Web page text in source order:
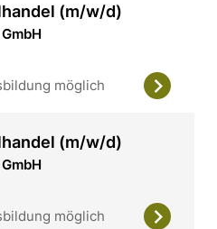
(m/w/d)
möglich
(m/w/d)
möglich